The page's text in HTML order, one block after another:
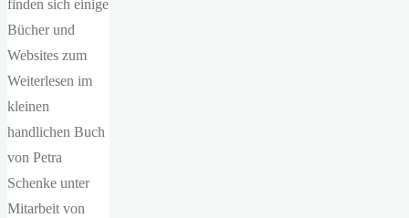
finden sich einige
Bücher und
Websites zum
Weiterlesen im
kleinen
handlichen Buch
von Petra
Schenke unter
Mitarbeit von